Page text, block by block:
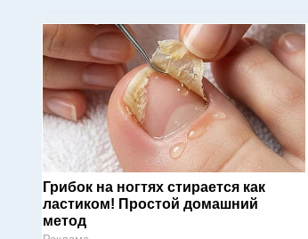
Грибок на ногтях стирается как
ластиком! Простой домашний
метод